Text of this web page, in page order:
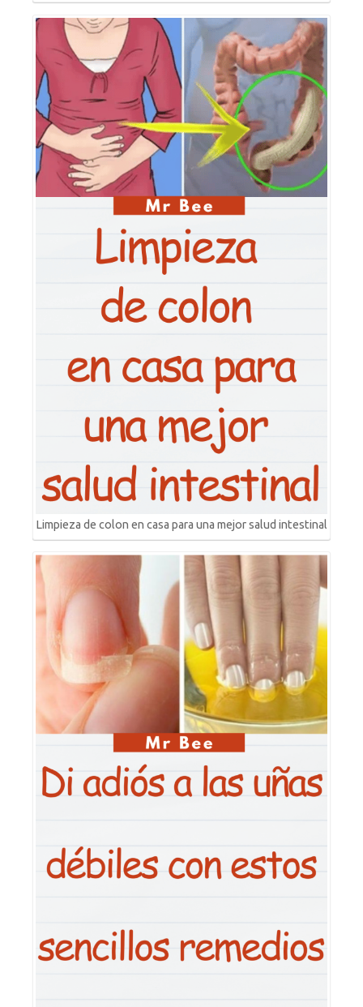
Limpieza de colon en casa para una mejor salud intestinal